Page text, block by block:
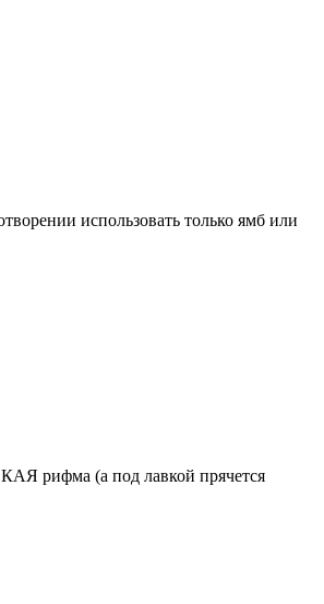
использовать только ямб или
рифма (а под лавкой прячется